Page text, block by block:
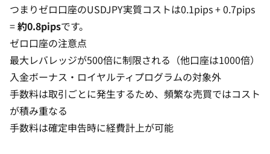
つまりゼロ口座のUSDJPY実質コストは0.1pips + 0.7pips
=約0.8pipsです。
ゼロ口座の注意点
最大レバレッジが500倍に制限される（他口座は1000倍）
入金ボーナス・ロイヤルティプログラムの対象外
手数料は取引ごとに発生するため、頻繁な売買ではコスト
が積み重なる
手数料は確定申告時に経費計上が可能